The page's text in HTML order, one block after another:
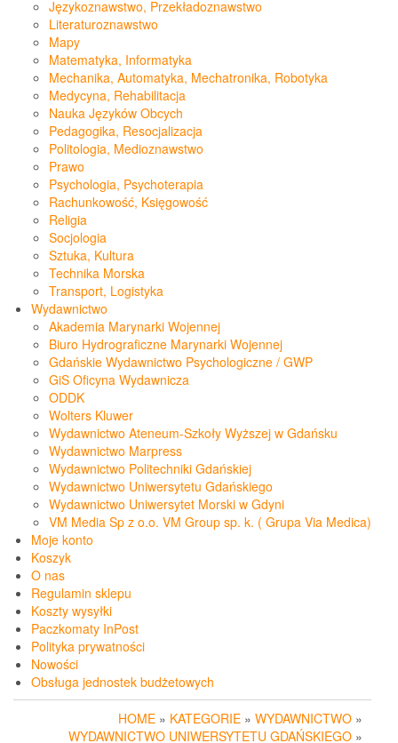
Językoznawstwo, Przekładoznawstwo
Literaturoznawstwo
Mapy
Matematyka, Informatyka
Mechanika, Automatyka, Mechatronika, Robotyka
Medycyna, Rehabilitacja
Nauka Języków Obcych
Pedagogika, Resocjalizacja
Politologia, Medioznawstwo
Prawo
Psychologia, Psychoterapia
Rachunkowość, Księgowość
Religia
Socjologia
Sztuka, Kultura
Technika Morska
Transport, Logistyka
Wydawnictwo
Akademia Marynarki Wojennej
Biuro Hydrograficzne Marynarki Wojennej
Gdańskie Wydawnictwo Psychologiczne / GWP
GiS Oficyna Wydawnicza
ODDK
Wolters Kluwer
Wydawnictwo Ateneum-Szkoły Wyższej w Gdańsku
Wydawnictwo Marpress
Wydawnictwo Politechniki Gdańskiej
Wydawnictwo Uniwersytetu Gdańskiego
Wydawnictwo Uniwersytet Morski w Gdyni
VM Media Sp z o.o. VM Group sp. k. ( Grupa Via Medica)
Moje konto
Koszyk
O nas
Regulamin sklepu
Koszty wysyłki
Paczkomaty InPost
Polityka prywatności
Nowości
Obsługa jednostek budżetowych
HOME » KATEGORIE » WYDAWNICTWO »
WYDAWNICTWO UNIWERSYTETU GDAŃSKIEGO »